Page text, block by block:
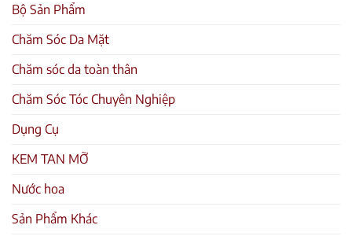
Bộ Sản Phẩm
Chăm Sóc Da Mặt
Chăm sóc da toàn thân
Chăm Sóc Tóc Chuyên Nghiệp
Dụng Cụ
KEM TAN MỠ
Nước hoa
Sản Phẩm Khác